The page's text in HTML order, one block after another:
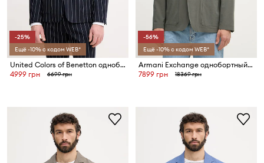
-25%
Ещё -10% с кодом WEB*
United Colors of Benetton однобортный пиджак для мужчин
4999 грн
6699 грн
-56%
Ещё -10% с кодом WEB*
Armani Exchange однобортный мужской пиджак с добавлением шерсти
7899 грн
18369 грн